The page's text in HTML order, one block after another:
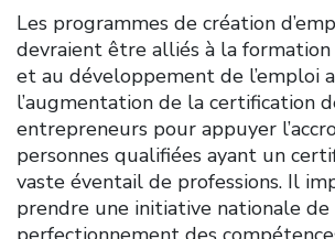
Les programmes de création
devraient être alliés à la
et au développement de l’emploi
l’augmentation de la certification
entrepreneurs pour appuyer
personnes qualifiées ayant un
vaste éventail de professions. Il
prendre une initiative nationale de